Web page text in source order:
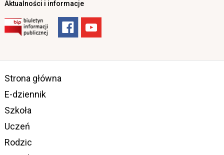
Aktualności i informacje
Strona główna
E-dziennik
Szkoła
Uczeń
Rodzic